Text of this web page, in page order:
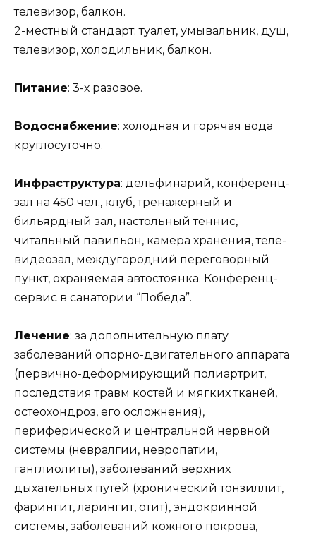
телевизор, балкон.
2-местный стандарт: туалет, умывальник, душ,
телевизор, холодильник, балкон.
Питание: 3-х разовое.
Водоснабжение: холодная и горячая вода
круглосуточно.
Инфраструктура: дельфинарий, конференц-
зал на 450 чел., клуб, тренажёрный и
бильярдный зал, настольный теннис,
читальный павильон, камера хранения, теле-
видеозал, междугородний переговорный
пункт, охраняемая автостоянка. Конференц-
сервис в санатории “Победа”.
Лечение: за дополнительную плату
заболеваний опорно-двигательного аппарата
(первично-деформирующий полиартрит,
последствия травм костей и мягких тканей,
остеохондроз, его осложнения),
периферической и центральной нервной
системы (невралгии, невропатии,
ганглиолиты), заболеваний верхних
дыхательных путей (хронический тонзиллит,
фарингит, ларингит, отит), эндокринной
системы, заболеваний кожного покрова,